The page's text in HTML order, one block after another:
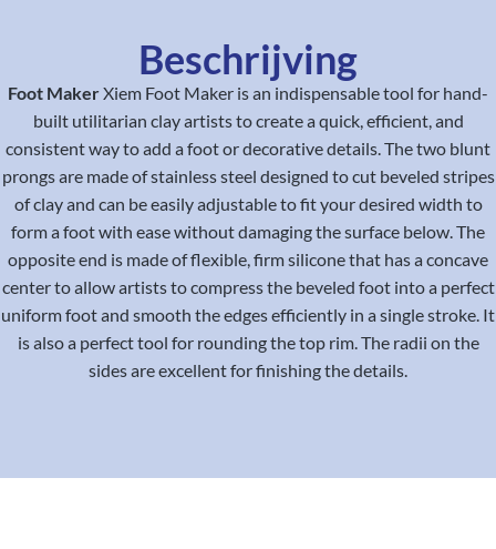
Beschrijving
Foot MakerXiem Foot Maker is an indispensable tool for hand-
built utilitarian clay artists to create a quick, efficient, and
consistent way to add a foot or decorative details. The two blunt
prongs are made of stainless steel designed to cut beveled stripes
of clay and can be easily adjustable to fit your desired width to
form a foot with ease without damaging the surface below. The
opposite end is made of flexible, firm silicone that has a concave
center to allow artists to compress the beveled foot into a perfect
uniform foot and smooth the edges efficiently in a single stroke. It
is also a perfect tool for rounding the top rim. The radii on the
sides are excellent for finishing the details.